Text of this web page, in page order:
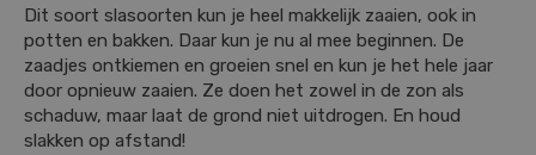
Dit soort slasoorten kun je heel makkelijk zaaien, ook in
potten en bakken. Daar kun je nu al mee beginnen. De
zaadjes ontkiemen en groeien snel en kun je het hele jaar
door opnieuw zaaien. Ze doen het zowel in de zon als
schaduw, maar laat de grond niet uitdrogen. En houd
slakken op afstand!